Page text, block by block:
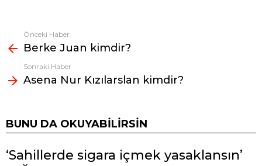
Fazlasına
bak
Önceki Haber
Berke Juan kimdir?
Sonraki Haber
Asena Nur Kızılarslan kimdir?
BUNU DA OKUYABILIRSIN
‘Sahillerde sigara içmek yasaklansın’